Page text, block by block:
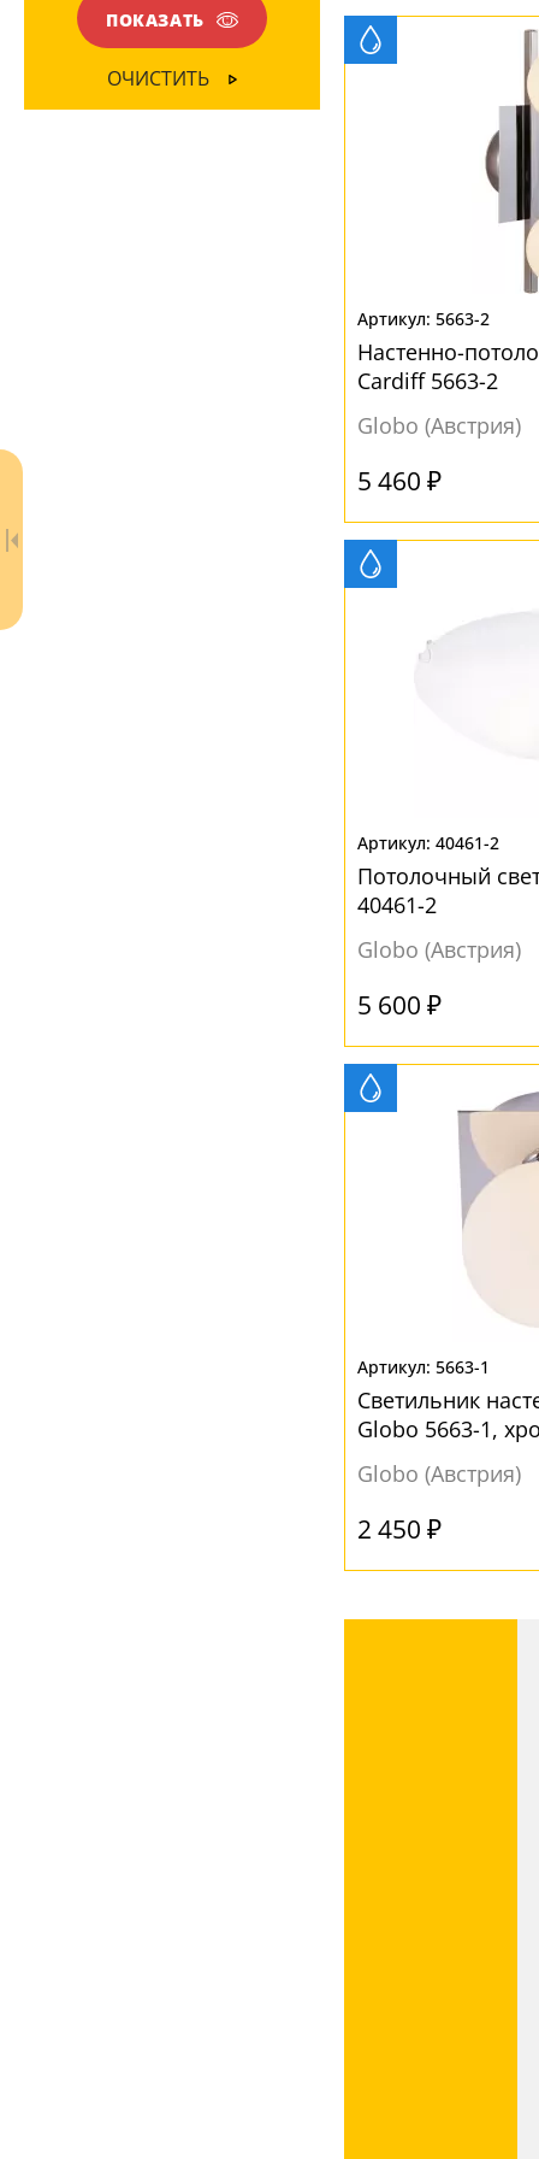
- бесплатно по России
- бесплатная доставка
5663-2
Настенно-
Cardiff 5663-2
Globo (Австрия)
5 460 ₽
40461-2
Потолочный
40461-2
Globo (Австрия)
5 600 ₽
5663-1
Светильник
Globo 5663-1,
Globo (Австрия)
2 450 ₽
Вниз(14)
Глянцевый
Матовый(11)
ПОКАЗАТЬ
ОЧИСТИТЬ